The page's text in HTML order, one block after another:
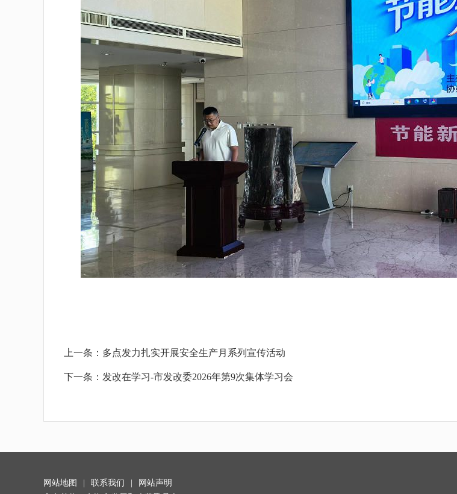
上一条： 多点发力扎实开展安全生产月系列宣传活动
下一条： 发改在学习-市发改委2026年第9次集体学习会
网站地图 联系我们
网站声明